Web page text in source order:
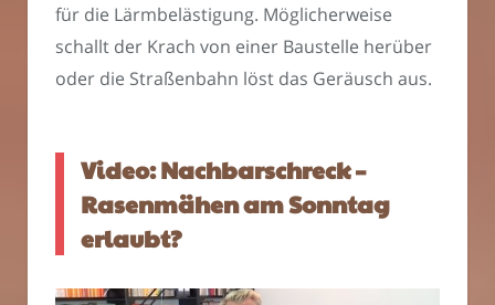
für die Lärmbelästigung. Möglicherweise
schallt der Krach von einer Baustelle herüber
oder die Straßenbahn löst das Geräusch aus.
Video: Nachbarschreck –
Rasenmähen am Sonntag
erlaubt?